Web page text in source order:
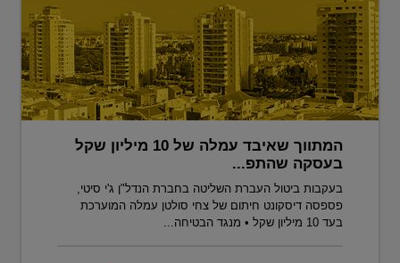
המתווך שאיבד עמלה של 10 מיליון שקל
בעסקה שהתפ...
בעקבות ביטול העברת השליטה בחברת הנדל"ן ג'י סיטי,
פספסה דיסקונט חיתום של צחי סולטן עמלה המוערכת
בעד 10 מיליון שקל • מנגד הבטיחה...